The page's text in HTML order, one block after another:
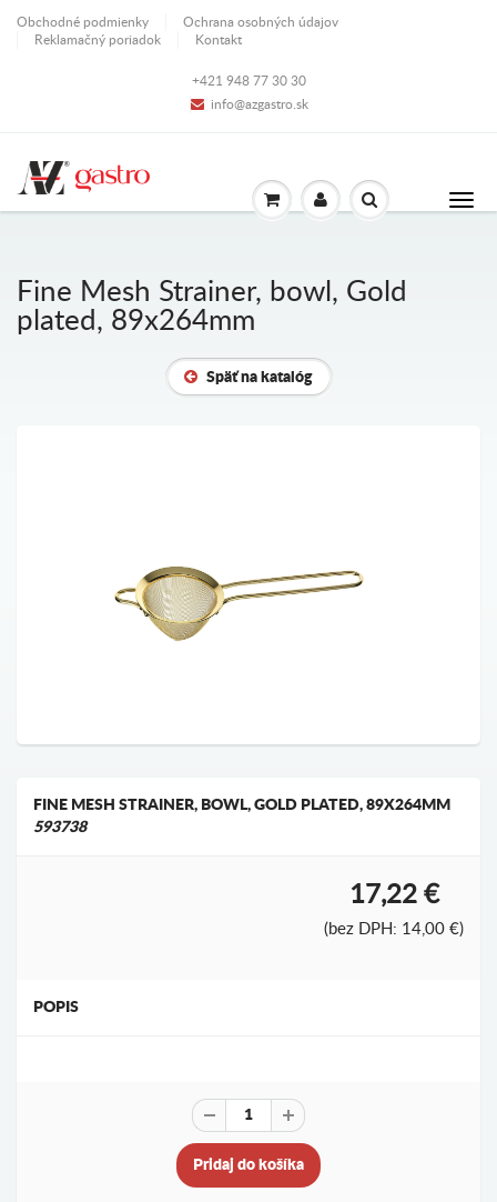
Obchodné podmienky
Ochrana osobných údajov
Reklamačný poriadok
Kontakt
+421 948 77 30 30
info@azgastro.sk
Fine Mesh Strainer, bowl, Gold
plated, 89x264mm
Späť na katalóg
FINE MESH STRAINER, BOWL, GOLD PLATED, 89X264MM
593738
17,22 €
(bez DPH: 14,00 €)
POPIS
Pridaj do košíka